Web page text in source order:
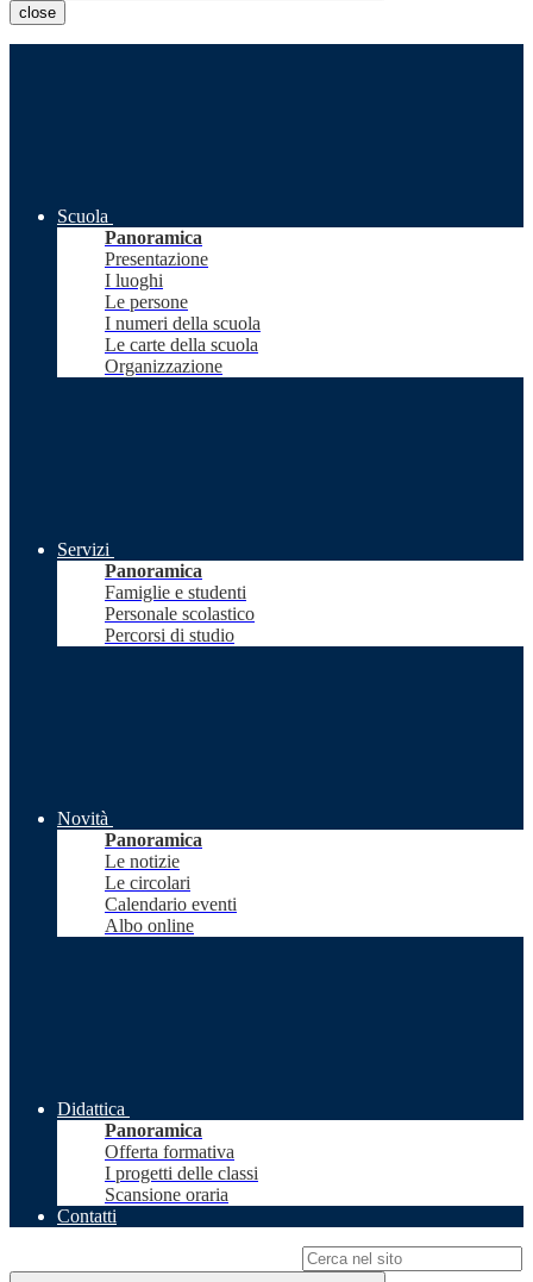
close
Scuola
Panoramica
Presentazione
I luoghi
Le persone
I numeri della scuola
Le carte della scuola
Organizzazione
Servizi
Panoramica
Famiglie e studenti
Personale scolastico
Percorsi di studio
Novità
Panoramica
Le notizie
Le circolari
Calendario eventi
Albo online
Didattica
Panoramica
Offerta formativa
I progetti delle classi
Scansione oraria
Contatti